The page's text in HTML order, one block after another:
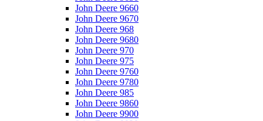
John Deere 9660
John Deere 9670
John Deere 968
John Deere 9680
John Deere 970
John Deere 975
John Deere 9760
John Deere 9780
John Deere 985
John Deere 9860
John Deere 9900